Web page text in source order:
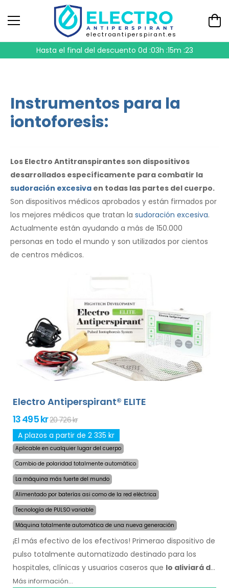
electroantiperspirant.es
Hasta el final del descuento 0d :03h :15m :22
Instrumentos para la
iontoforesis:
Los Electro Antitranspirantes son dispositivos
desarrollados específicamente para combatir la
sudoración excesiva en todas las partes del cuerpo.
Son dispositivos médicos aprobados y están firmados por
los mejores médicos que tratan la sudoración excesiva.
Actualmente están ayudando a más de 150.000
personas en todo el mundo y son utilizados por cientos
de centros médicos.
Electro Antiperspirant® ELITE
13 495 kr20 726 kr
A plazos a partir de 2 335 kr
Aplicable en cualquier lugar del cuerpo
Cambio de polaridad totalmente automático
La máquina más fuerte del mundo
Alimentado por baterías asi como de la red eléctrica
Tecnología de PULSO variable
Máquina totalmente automática de una nueva generación
¡El más efectivo de los efectivos! Primerao dispositivo de
pulso totalmente automatizado destinado para los
hospitales, clínicas y usuarios caseros que lo aliviará de
la sudoración incluso por varios meses con una sola
Más información...